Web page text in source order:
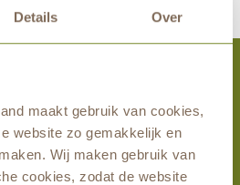
Details Over
maakt gebruik van cookies,
website zo gemakkelijk en
Wij maken gebruik van
cookies, zodat de website